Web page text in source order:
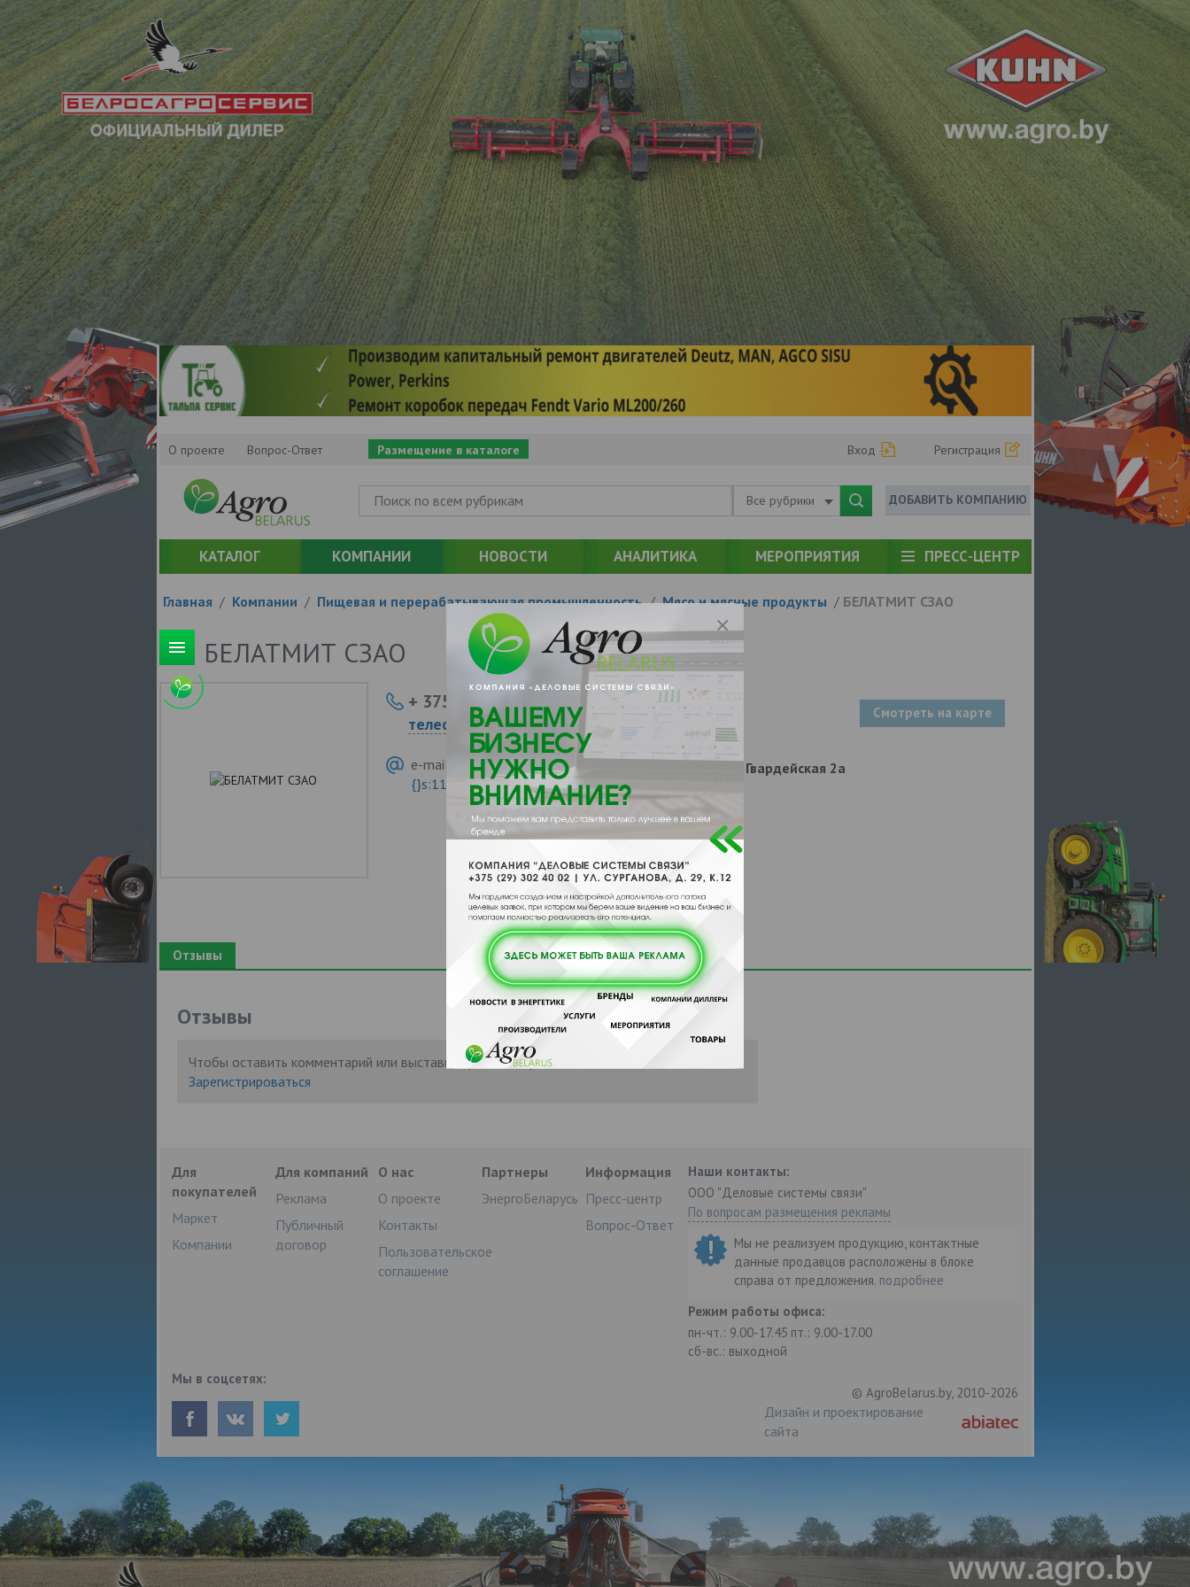
О проекте Вопрос-Ответ Размещение в каталоге Вход Регистрация
Все рубрики ДОБАВИТЬ КОМПАНИЮ
КАТАЛОГ КОМПАНИИ НОВОСТИ АНАЛИТИКА МЕРОПРИЯТИЯ ПРЕСС-ЦЕНТР
Главная / Компании / Пищевая и перерабатывающая промышленность / Мясо и мясные продукты / БЕЛАТМИТ СЗАО
БЕЛАТМИТ СЗАО
+ 375
Показать
телефоны
e-mail:
a:2:{s:5:"VALUE";a:0:
{}s:11:"DESCRIPTION";a:0:{}}
Смотреть на карте
213320, , , , Быхов, Гвардейская 2а
Отзывы
Отзывы
Чтобы оставить комментарий или выставить рейтинг, нужно
Зарегистрироваться
Для
покупателей
Маркет
Компании
Для компаний
Реклама
Публичный
договор
О нас
О проекте
Контакты
Пользовательское
соглашение
Партнеры
ЭнергоБеларусь
Информация
Пресс-центр
Вопрос-Ответ
Наши контакты:
ООО "Деловые системы связи"
По вопросам размещения рекламы
Мы не реализуем продукцию, контактные
данные продавцов расположены в блоке
справа от предложения. подробнее
Режим работы офиса:
пн-чт.: 9.00-17.45 пт.: 9.00-17.00
сб-вс.: выходной
Мы в соцсетях:
© AgroBelarus.by, 2010-2026
Дизайн и проектирование
сайта